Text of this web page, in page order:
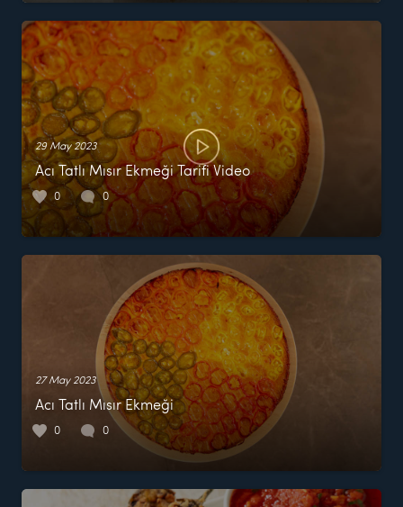
29 May 2023
Acı Tatlı Mısır Ekmeği Tarifi Video
0 0
27 May 2023
Acı Tatlı Mısır Ekmeği
0 0